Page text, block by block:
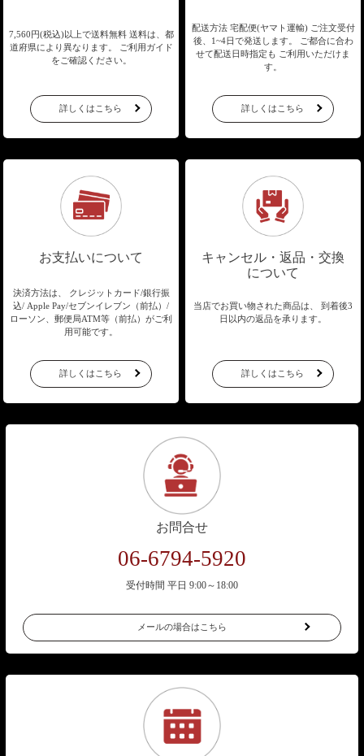
7,560円(税込)以上で送料無料送料は、都
道府県により異なります。
ご利用ガイド
をご確認ください。
詳しくはこちら
配送方法 宅配便(ヤマト運輸) ご注文受付
後、1~4日で発送します。
ご都合に合わ
せて配送日時指定も ご利用いただけま
す。
詳しくはこちら
お支払いについて
決済方法は、 クレジットカード/銀行振
込/ Apple Pay/セブンイレブン（前払）/
ローソン、郵便局ATM等（前払）がご利
用可能です。
詳しくはこちら
キャンセル・返品・交換
について
当店でお買い物された商品は、
到着後3
日以内の返品を承ります。
詳しくはこちら
お問合せ
06-6794-5920
受付時間 平日 9:00～18:00
メールの場合はこちら